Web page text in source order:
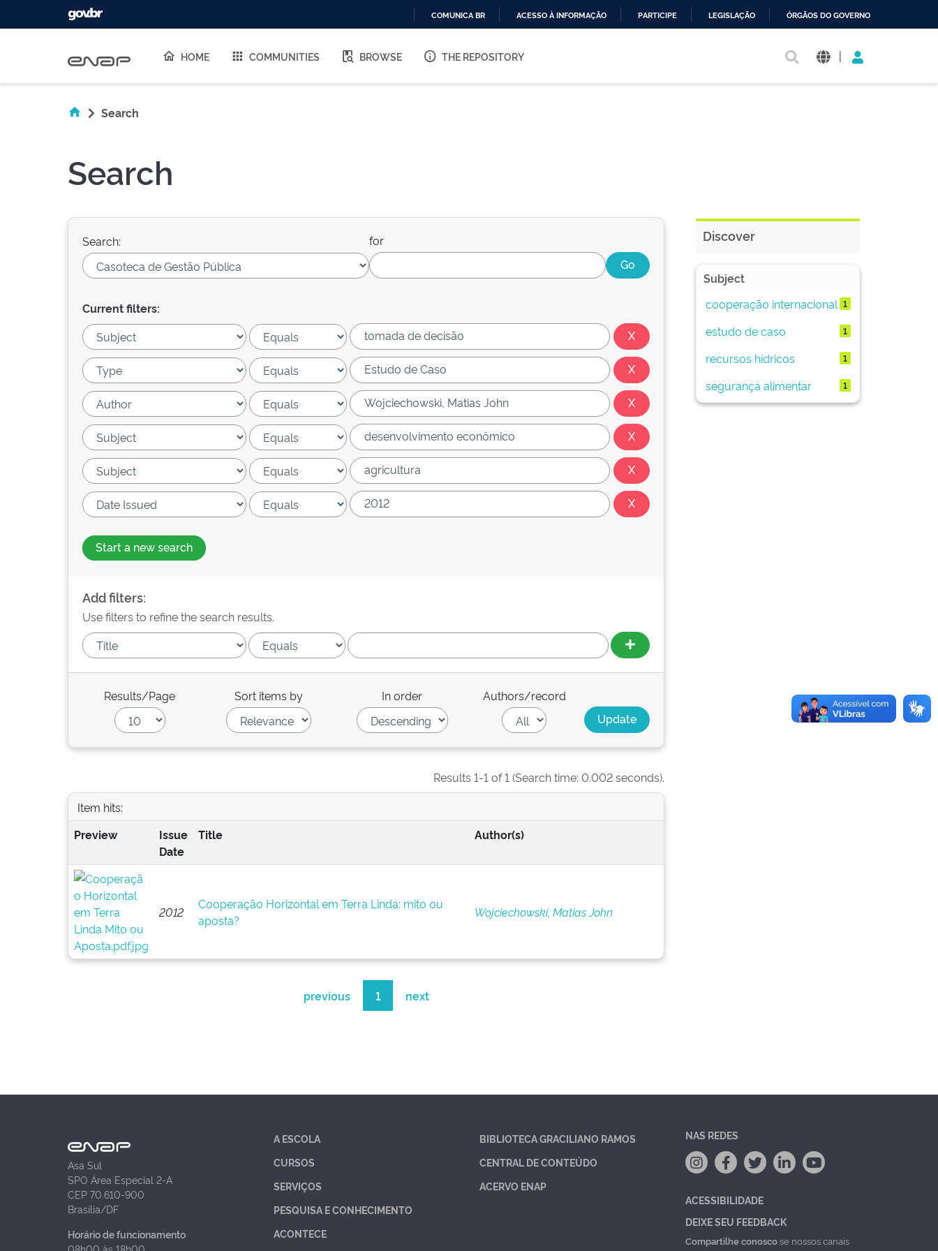
O
COMUNICA BR ACESSO À INFORMAÇÃO PARTICIPE LEGISLAÇÃO ÓRGÃOS DO GOVERNO
HOME COMMUNITIES BROWSE THE REPOSITORY |
Search
Search
Search: for
Current filters:
Start a new search
Add filters:
Use filters to refine the search results.
Results/Page Sort items by In order Authors/record
Results 1-1 of 1 (Search time: 0.002 seconds).
Item hits:
Preview
Issue
Date
Title Author(s)
2012
Cooperação Horizontal em Terra Linda: mito ou
aposta?
Wojciechowski, Matias John
previous 1 next
Discover
Subject
cooperação internacional 1
estudo de caso 1
recursos hídricos 1
segurança alimentar 1
Asa Sul
SPO Área Especial 2-A
CEP 70.610-900
Brasília/DF
Horário de funcionamento
A ESCOLA
CURSOS
SERVIÇOS
PESQUISA E CONHECIMENTO
ACONTECE
BIBLIOTECA GRACILIANO RAMOS
CENTRAL DE CONTEÚDO
ACERVO ENAP
NAS REDES
ACESSIBILIDADE
DEIXE SEU FEEDBACK
Compartilhe conoscose nossos canais